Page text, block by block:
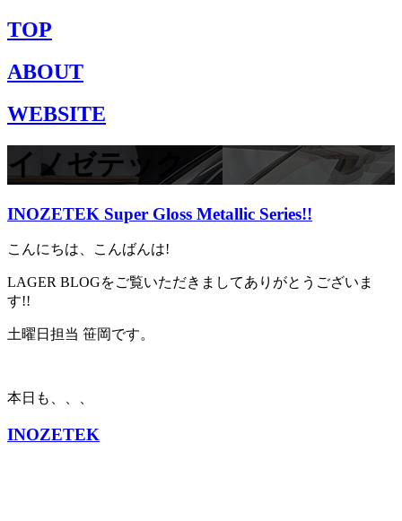
TOP
ABOUT
WEBSITE
イノゼテック
INOZETEK Super Gloss Metallic Series!!
こんにちは、こんばんは!
LAGER BLOGをご覧いただきましてありがとうございま
す!!
土曜日担当 笹岡です。
本日も、、、
INOZETEK